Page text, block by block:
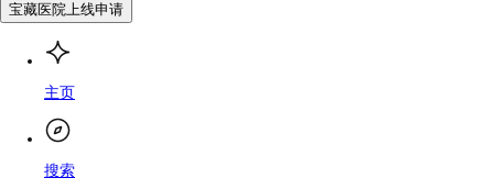
宝藏医院上线申请
主页
搜索